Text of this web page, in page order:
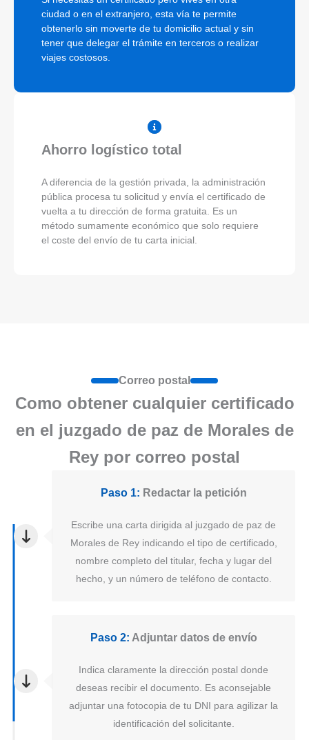
ciudad o en el extranjero, esta vía te permite
obtenerlo sin moverte de tu domicilio actual y sin
tener que delegar el trámite en terceros o realizar
viajes costosos.
Ahorro logístico total
A diferencia de la gestión privada, la administración
pública procesa tu solicitud y envía el certificado de
vuelta a tu dirección de forma gratuita. Es un
método sumamente económico que solo requiere
el coste del envío de tu carta inicial.
Correo postal
Como obtener cualquier certificado
en el juzgado de paz de Morales de
Rey por correo postal
Paso 1: Redactar la petición
Escribe una carta dirigida al juzgado de paz de
Morales de Rey indicando el tipo de certificado,
nombre completo del titular, fecha y lugar del
hecho, y un número de teléfono de contacto.
Paso 2: Adjuntar datos de envío
Indica claramente la dirección postal donde
deseas recibir el documento. Es aconsejable
adjuntar una fotocopia de tu DNI para agilizar la
identificación del solicitante.